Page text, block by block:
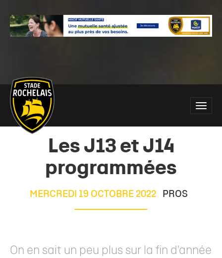
Main
site
navigation
Toggle
Les J13 et J14
programmées
MERCREDI 19 OCTOBRE 2022 PROS
On en sait un peu plus sur la fin d'année